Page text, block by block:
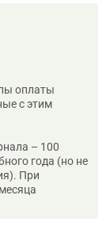
оплаты
с этим
– 100
года (но не
При